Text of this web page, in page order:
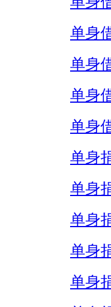
单身
单身
单身
单身
单身
单身
单身
单身
单身